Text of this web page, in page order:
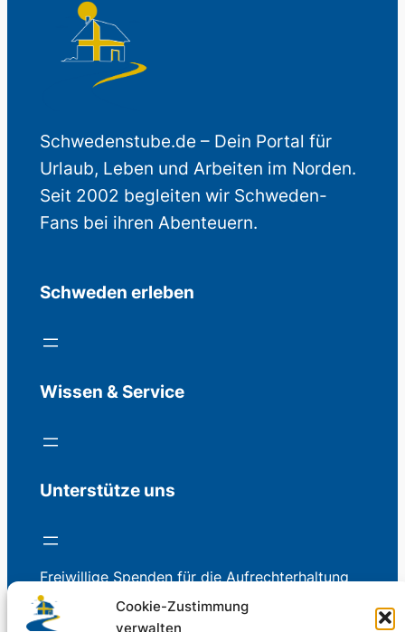
Cookie-Zustimmung
verwalten
Schwedenstube.de – Dein Portal für
Urlaub, Leben und Arbeiten im Norden.
Seit 2002 begleiten wir Schweden-
Fans bei ihren Abenteuern.
Schweden erleben
Wissen & Service
Unterstütze uns
Freiwillige Spenden für die Aufrechterhaltung
der Redaktion.